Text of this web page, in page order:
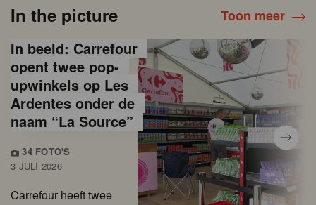
In the picture Toon meer
In beeld: Carrefour
opent twee pop-
upwinkels op Les
Ardentes onder de
naam “La Source”
34 FOTO'S
3 JULI 2026
Carrefour heeft twee